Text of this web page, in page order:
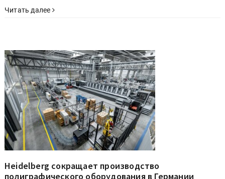
Читать далее
Heidelberg сокращает производство
полиграфического оборудования в Германии